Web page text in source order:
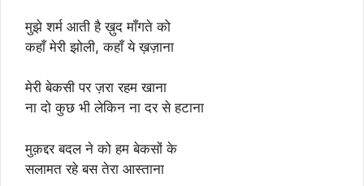
मुझे शर्म आती है ख़ुद माँगते को
कहाँ मेरी झोली, कहाँ ये ख़ज़ाना
मेरी बेकसी पर ज़रा रहम खाना
ना दो कुछ भी लेकिन ना दर से हटाना
मुक़द्दर बदल ने को हम बेकसों के
सलामत रहे बस तेरा आस्ताना